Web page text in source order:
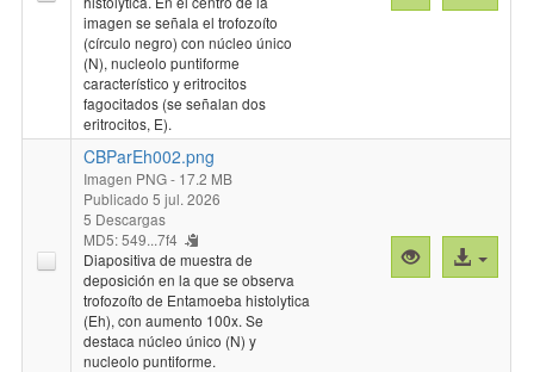
imagen se señala el trofozoíto
(círculo negro) con núcleo único
(N), nucleolo puntiforme
característico y eritrocitos
fagocitados (se señalan dos
eritrocitos, E).
previaal
CBParEh002.png
Imagen PNG- 17.2 MB
Publicado 5 jul. 2026
5 Descargas
MD5: 549...7f4
Diapositiva de muestra de
deposición en la que se observa
trofozoíto de Entamoeba histolytica
(Eh), con aumento 100x. Se
destaca núcleo único (N) y
nucleolo puntiforme.
Vista
previa
Acceso
al